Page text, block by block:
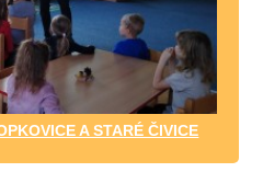
A STARÉ ČIVICE